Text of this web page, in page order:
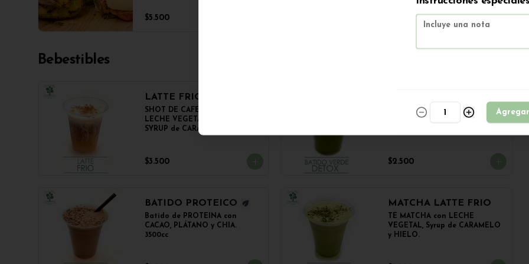
$5.500
pan frica artesanal + papas
Bebestibles
LATTE FRIO
SHOT DE CAFE ESPRESSO,
LECHE VEGETAL NOT MILK y
SYRUP de CARAMELO
$3.500
BATIDO con PIÑA, ESPINACA,
MANZANA y APIO.
$2.500
BATIDO PROTEICO
Batido de PROTEINA con
CACAO, PLÁTANO y CHIA.
3500cc
MATCHA LATTE FRIO
TÉ MATCHA con LECHE
VEGETAL, Syrup de CARAMELO
y HIELO.
Agregar